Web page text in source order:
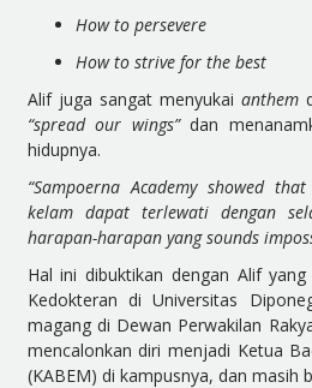
How to persevere
How to strive for the best
Alif juga sangat menyukai anthem
“spread our wings”dan
hidupnya.
“Sampoerna Academy showed
kelam dapat terlewati dengan
harapan-harapan yang sounds
Hal ini dibuktikan dengan Alif
Kedokteran di Universitas
magang di Dewan Perwakilan
mencalonkan diri menjadi Ketua
(KABEM) di kampusnya, dan masih